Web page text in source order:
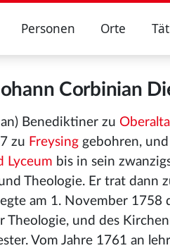
Personen Orte
Corbinian
Benediktiner zu
zu Freysing gebohren,
Lyceum bis in sein
Theologie. Er trat dann
am 1. November 1758
Theologie, und des
Vom Jahre 1761 an